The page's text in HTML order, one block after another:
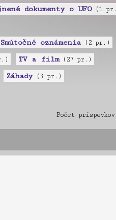
dokumenty o UFO(1
Smútočné oznámenia (2 pr.)
TV a film(27 pr.)
Záhady (3 pr.)
Počet